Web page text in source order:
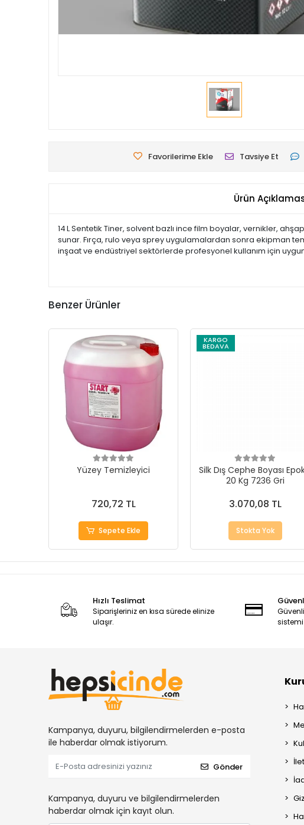
Favorilerime Ekle Tavsiye Et
Ürün
14 L Sentetik Tiner, solvent bazlı ince film boyalar, vernikler,
sunar. Fırça, rulo veya sprey uygulamalardan sonra ekipman
inşaat ve endüstriyel sektörlerde profesyonel kullanım için
Benzer Ürünler
Yüzey Temizleyici
720,72 TL
Sepete Ekle
KARGO
BEDAVA
Silk Dış Cephe Boyası
20 Kg 7236 Gri
3.070,08 TL
Stokta Yok
Hızlı Teslimat
Siparişleriniz en kısa sürede elinize
ulaşır.
sistemi
Kampanya, duyuru, bilgilendirmelerden e-posta
ile haberdar olmak istiyorum.
Gönder
Kampanya, duyuru ve bilgilendirmelerden
haberdar olmak için kayıt olun.